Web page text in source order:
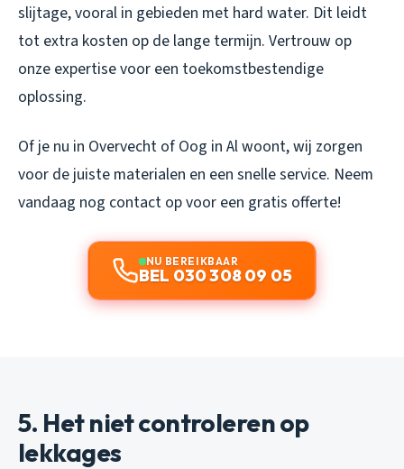
slijtage, vooral in gebieden met hard water. Dit leidt
tot extra kosten op de lange termijn. Vertrouw op
onze expertise voor een toekomstbestendige
oplossing.
Of je nu in Overvecht of Oog in Al woont, wij zorgen
voor de juiste materialen en een snelle service. Neem
vandaag nog contact op voor een gratis offerte!
NU BEREIKBAAR
BEL 030 308 09 05
5. Het niet controleren op
lekkages